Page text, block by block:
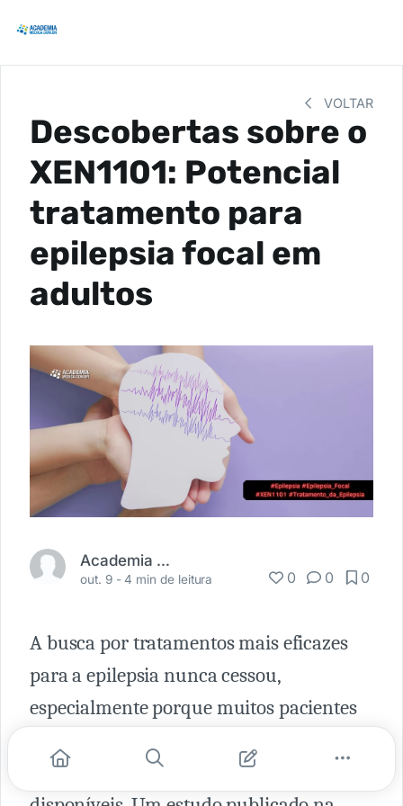
VOLTAR
Descobertas sobre o
XEN1101: Potencial
tratamento para
epilepsia focal em
adultos
Academia Médica
out. 9 -4 min de leitura 0 0 0
A busca por tratamentos mais eficazes
para a epilepsia nunca cessou,
especialmente porque muitos pacientes
dos medicamentos antiepiléticos